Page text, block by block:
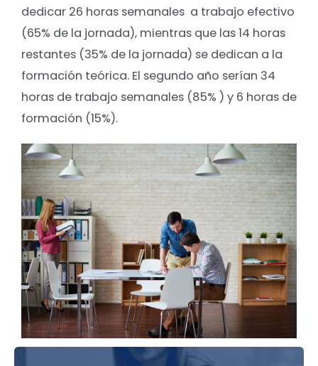
dedicar 26 horas semanales a trabajo efectivo
(65% de la jornada), mientras que las 14 horas
restantes (35% de la jornada) se dedican a la
formación teórica. El segundo año serían 34
horas de trabajo semanales (85% ) y 6 horas de
formación (15%).